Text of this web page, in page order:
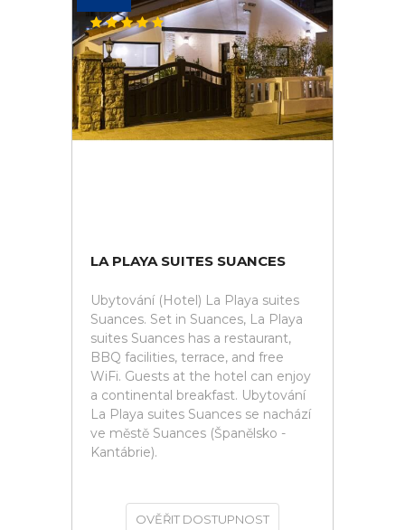
LA PLAYA SUITES SUANCES
Ubytování (Hotel) La Playa suites
Suances. Set in Suances, La Playa
suites Suances has a restaurant,
BBQ facilities, terrace, and free
WiFi. Guests at the hotel can enjoy
a continental breakfast. Ubytování
La Playa suites Suances se nachází
ve městě Suances (Španělsko -
Kantábrie).
OVĚŘIT DOSTUPNOST